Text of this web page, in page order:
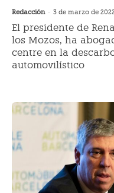
Redacción - 3 de marzo de 2022
El presidente de
los Mozos, ha
centre en la
automovilístico